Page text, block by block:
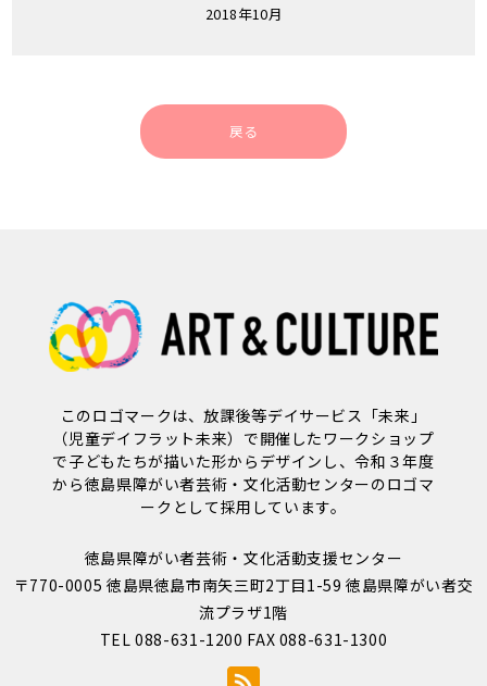
2018年10月
戻る
このロゴマークは、放課後等デイサービス「未来」
（児童デイフラット未来）で開催したワークショップ
で子どもたちが描いた形からデザインし、令和３年度
から徳島県障がい者芸術・文化活動センターのロゴマ
ークとして採用しています。
徳島県障がい者芸術・文化活動支援センター
〒770-0005 徳島県徳島市南矢三町2丁目1-59 徳島県障がい者交
流プラザ1階
TEL 088-631-1200 FAX 088-631-1300